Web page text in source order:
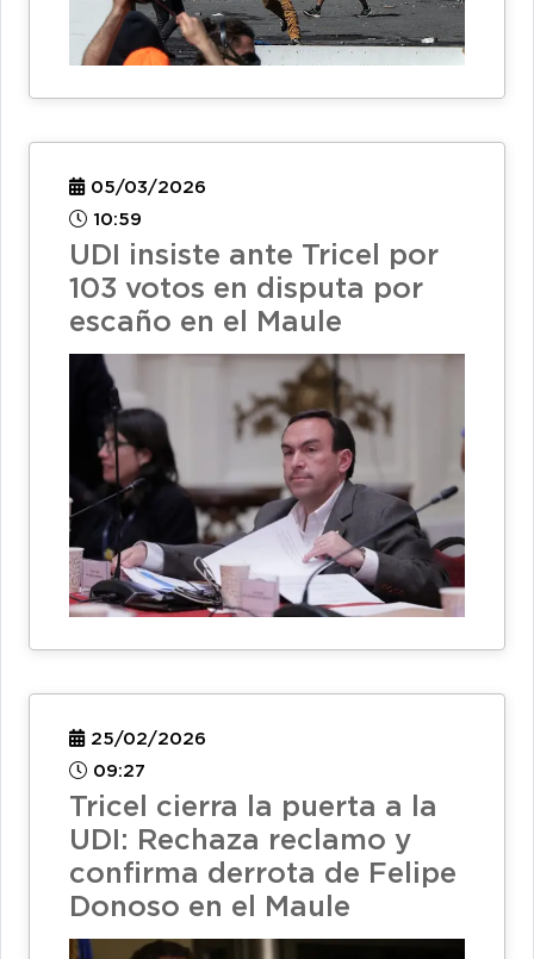
05/03/2026
10:59
UDI insiste ante Tricel por
103 votos en disputa por
escaño en el Maule
25/02/2026
09:27
Tricel cierra la puerta a la
UDI: Rechaza reclamo y
confirma derrota de Felipe
Donoso en el Maule